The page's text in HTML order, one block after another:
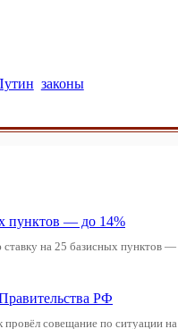
законы
пунктов — до 14%
на 25 базисных пунктов —
РФ
совещание по ситуации на